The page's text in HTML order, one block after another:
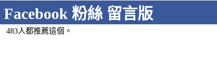
Facebook 粉絲 留言版
483人都推薦這個。